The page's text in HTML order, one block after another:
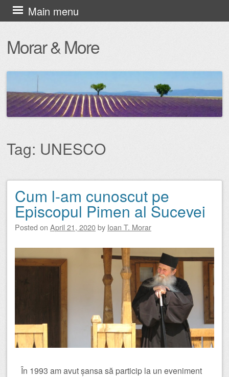
Morar & More
Main menu
Skip
to
content
Tag: UNESCO
Post navigation
Cum l-am cunoscut pe
Episcopul Pimen al Sucevei
Posted on April 21, 2020by Ioan T. Morar
În 1993 am avut șansa să particip la un eveniment